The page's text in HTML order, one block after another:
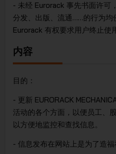
- 未经 Eurorack 事先书面许可
分发、出版、流通……的行为均
Eurorack 有权要求用户终止使
内容
目的：
- 更新 EURORACK
活动的各个方面，以便员工、
以方便地监控和查找信息。
- 信息发布在网站上是为了造福